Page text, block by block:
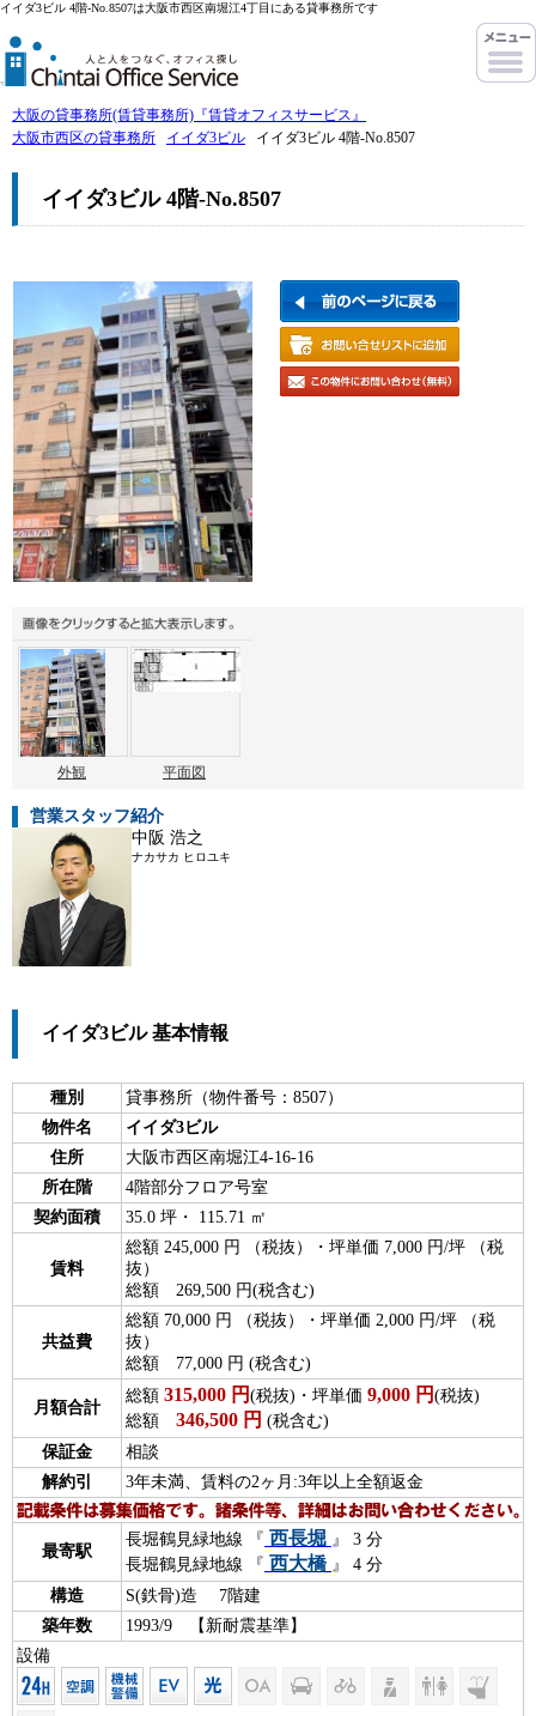
イイダ3ビル 4階-No.8507は大阪市西区南堀江4丁目にある貸事務所です
大阪の貸事務所(賃貸事務所)『賃貸オフィスサービス』
大阪市西区の貸事務所
イイダ3ビル イイダ3ビル 4階-No.8507
イイダ3ビル 4階-No.8507
外観 平面図
営業スタッフ紹介
中阪 浩之
ナカサカ ヒロユキ
イイダ3ビル 基本情報
種別
貸事務所（物件番号：8507）
物件名
イイダ3ビル
住所
大阪市西区南堀江4-16-16
所在階
4階部分フロア号室
契約面積
35.0 坪・ 115.71 ㎡
賃料
総額 245,000 円 （税抜）・坪単価 7,000 円/坪 （税
抜）
総額 269,500 円(税含む)
共益費
総額 70,000 円 （税抜）・坪単価 2,000 円/坪 （税
抜）
総額 77,000 円 (税含む)
月額合計
総額 315,000 円 (税抜)・坪単価 9,000 円 (税抜)
総額 346,500 円 (税含む)
保証金
相談
解約引
3年未満、賃料の2ヶ月:3年以上全額返金
最寄駅
長堀鶴見緑地線 『 西長堀 』 3 分
長堀鶴見緑地線 『 西大橋 』 4 分
構造
S(鉄骨)造 7階建
築年数
1993/9 【新耐震基準】
設備